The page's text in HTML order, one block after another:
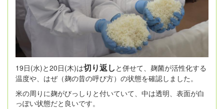
19日(水)と20日(木)は切り返し と併せて、麹菌が活性化する
温度や、はぜ（麹の昔の呼び方）の状態を確認しました。
米の周りに麹がびっしりと付いていて、中は透明、表面が白
っぽい状態だと良いです。